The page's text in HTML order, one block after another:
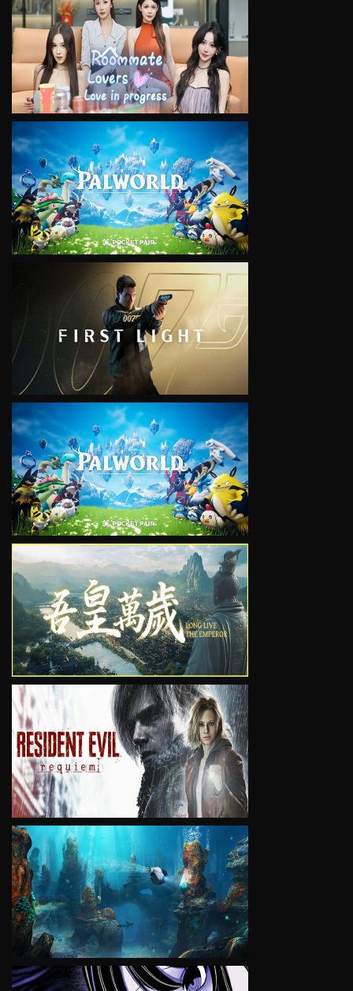
VIEW
VIEW
VIEW
VIEW
VIEW
VIEW
VIEW